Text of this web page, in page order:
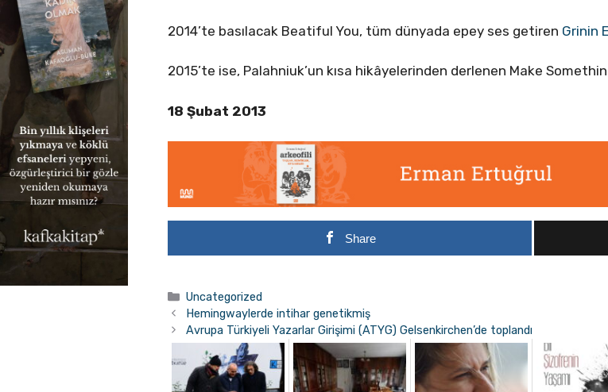
2014’te basılacak Beatiful You, tüm dünyada epey ses getiren Grinin
2015’te ise, Palahniuk’un kısa hikâyelerinden derlenen Make
18 Şubat 2013
Share
Kategoriler
Uncategorized
Hemingwaylerde intihar genetikmiş
Avrupa Türkiyeli Yazarlar Girişimi (ATYG) Gelsenkirchen’de toplandı